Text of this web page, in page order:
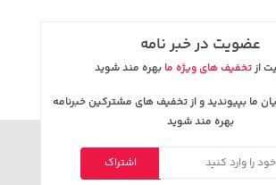
خرید 292,080,000 تومان
عضویت در خبر نامه
ازتخفیف های ویژه ما بهره مند شوید
ما بپیوندید و از تخفیف های مشترکین خبرنامه
بهره مند شوید
اشتراک